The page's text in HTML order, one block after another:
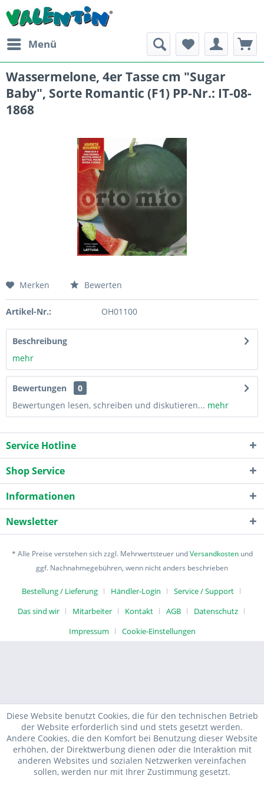
Menü
Wassermelone, 4er Tasse cm "Sugar
Baby", Sorte Romantic (F1) PP-Nr.: IT-08-
1868
Merken Bewerten
Artikel-Nr.: OH01100
Beschreibung
mehr
Bewertungen
0
Bewertungen lesen, schreiben und diskutieren... mehr
Service Hotline
Shop Service
Informationen
Newsletter
* Alle Preise verstehen sich zzgl. Mehrwertsteuer undVersandkostenund
ggf. Nachnahmegebühren, wenn nicht anders beschrieben
Bestellung / Lieferung Händler-Login
Service / Support
Das sind wir
Mitarbeiter Kontakt AGB
Datenschutz
Impressum
Cookie-Einstellungen
Diese Website benutzt Cookies, die für den technischen Betrieb
der Website erforderlich sind und stets gesetzt werden.
Andere Cookies, die den Komfort bei Benutzung dieser Website
erhöhen, der Direktwerbung dienen oder die Interaktion mit
anderen Websites und sozialen Netzwerken vereinfachen
sollen, werden nur mit Ihrer Zustimmung gesetzt.